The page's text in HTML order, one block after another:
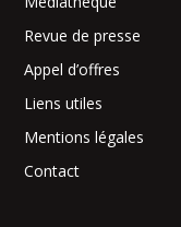
Revue de presse
Appel d’offres
Liens utiles
Mentions légales
Contact